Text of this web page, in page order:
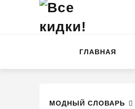
ГЛАВНАЯ
МОДНЫЙ СЛОВАРЬ